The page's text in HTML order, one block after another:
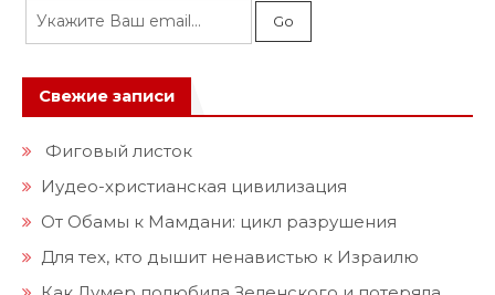
Свежие записи
Фиговый листок
Иудео-христианская цивилизация
От Обамы к Мамдани: цикл разрушения
Для тех, кто дышит ненавистью к Израилю
Как Лумер полюбила Зеленского и потеряла